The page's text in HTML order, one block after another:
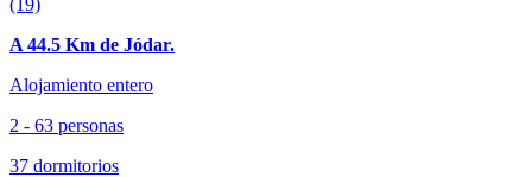
(19)
A 44.5 Km de Jódar.
Alojamiento entero
2 - 63 personas
37 dormitorios